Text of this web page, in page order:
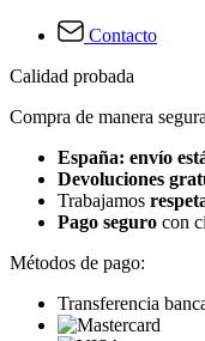
Contacto
Calidad probada
Compra de manera segura
España: envío
Devoluciones
Trabajamos
Pago seguro con
Métodos de pago:
Transferencia